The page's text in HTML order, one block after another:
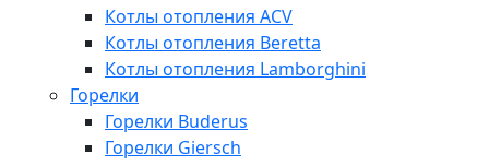
Котлы отопления ACV
Котлы отопления Beretta
Котлы отопления Lamborghini
Горелки
Горелки Buderus
Горелки Giersch